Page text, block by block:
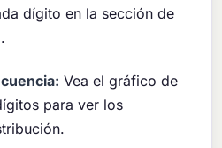
dígito en la sección de
Vea el gráfico de
para ver los